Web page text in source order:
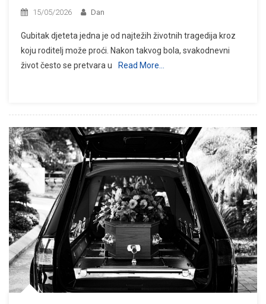
15/05/2026 Dan
Gubitak djeteta jedna je od najtežih životnih tragedija kroz
koju roditelj može proći. Nakon takvog bola, svakodnevni
život često se pretvara u
Read More…